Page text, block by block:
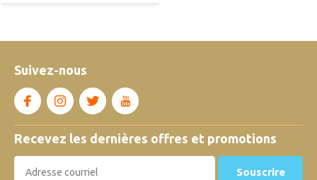
Suivez-nous
Recevez les dernières offres et promotions
Souscrire